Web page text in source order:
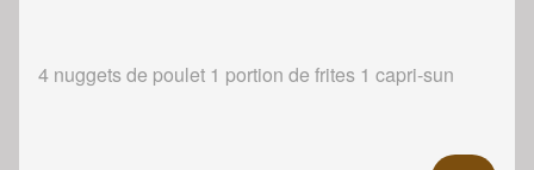
4 nuggets de poulet 1 portion de frites 1 capri-sun